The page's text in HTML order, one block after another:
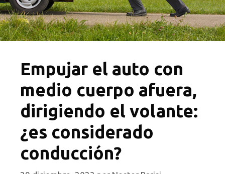
Empujar el auto con
medio cuerpo afuera,
dirigiendo el volante:
¿es considerado
conducción?